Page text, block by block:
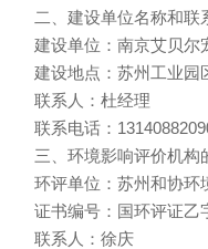
二、建设单位名称和联
建设单位：南京艾贝尔
建设地点：苏州工业园
联系人：杜经理
联系电话：
三、环境影响评价机构
环评单位：苏州和协环
证书编号：国环评证乙
联系人：徐庆